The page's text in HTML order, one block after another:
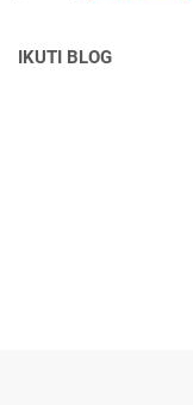
IKUTI BLOG